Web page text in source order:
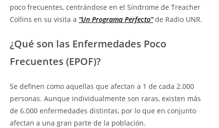
poco frecuentes, centrándose en el Síndrome de Treacher
Collins en su visita a “Un Programa Perfecto”de Radio UNR.
¿Qué son las Enfermedades Poco
Frecuentes (EPOF)?
Se definen como aquellas que afectan a 1 de cada 2.000
personas. Aunque individualmente son raras, existen más
de 6.000 enfermedades distintas, por lo que en conjunto
afectan a una gran parte de la población.